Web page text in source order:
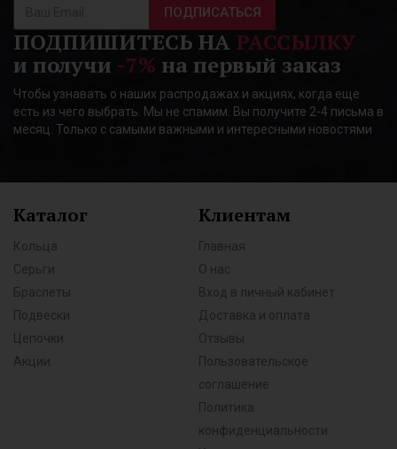
ПОДПИСАТЬСЯ
ПОДПИШИТЕСЬ НА РАССЫЛКУ
и получи -7% на первый заказ
Чтобы узнавать о наших распродажах и акциях, когда еще
есть из чего выбрать. Мы не спамим. Вы получите 2-4 письма в
месяц. Только с самыми важными и интересными новостями
Каталог
Кольца
Серьги
Браслеты
Подвески
Цепочки
Акции
Клиентам
Главная
О нас
Вход в личный кабинет
Доставка и оплата
Отзывы
Пользовательское
соглашение
Политика
конфиденциальности